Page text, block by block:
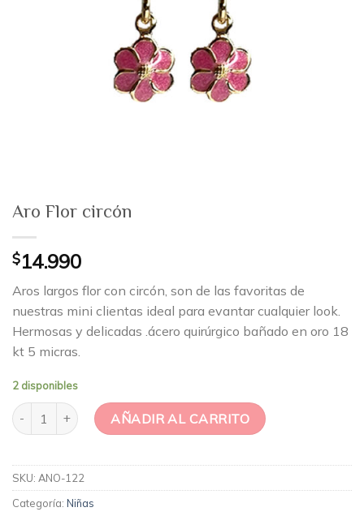
Aro Flor circón
$14.990
Aros largos flor con circón, son de las favoritas de
nuestras mini clientas ideal para evantar cualquier look.
Hermosas y delicadas .ácero quirúrgico bañado en oro 18
kt 5 micras.
2 disponibles
Aro Flor circón cantidadAÑADIR AL CARRITO
SKU: ANO-122
Categoría: Niñas